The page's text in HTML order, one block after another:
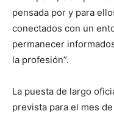
pensada por y para
conectados con un
permanecer
la profesión”.
La puesta de largo
prevista para el mes